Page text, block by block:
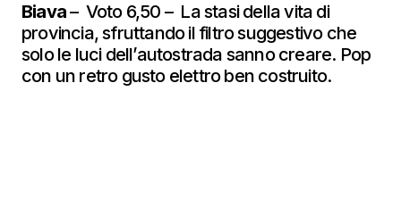
Biava– Voto 6,50 – La stasi della vita di
provincia, sfruttando il filtro suggestivo che
solo le luci dell’autostrada sanno creare. Pop
con un retro gusto elettro ben costruito.